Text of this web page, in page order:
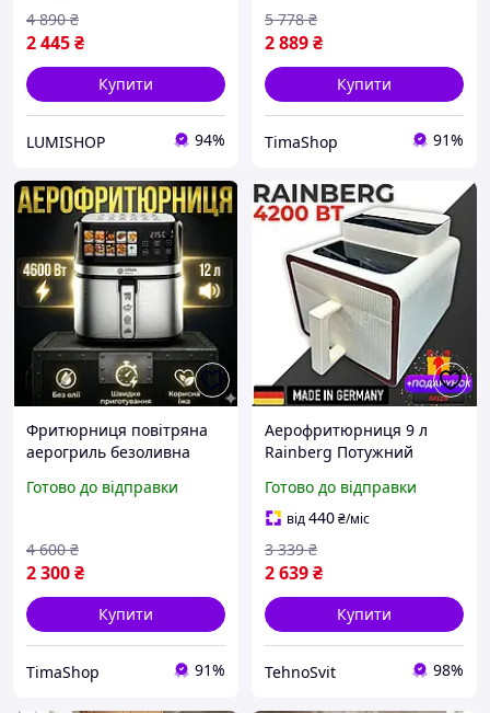
2 445₴
4 890 ₴
Купити
LUMISHOP 94%
2 889₴
5 778 ₴
Купити
TimaShop 91%
Фритюрниця повітряна
аерогриль безоливна
електрична
гриль сенсорна без масла
мультипіч на 12 лі
Готово до відправки
2 300₴
4 600 ₴
Купити
TimaShop 91%
Аерофритюрниця 9 л
Rainberg Потужний
Аерогриль для дому
Аерофритюрниця
електрична Безмасляна
фритюрниця
Готово до відправки
від440₴/міс
2 639₴
3 339 ₴
Купити
TehnoSvit 98%